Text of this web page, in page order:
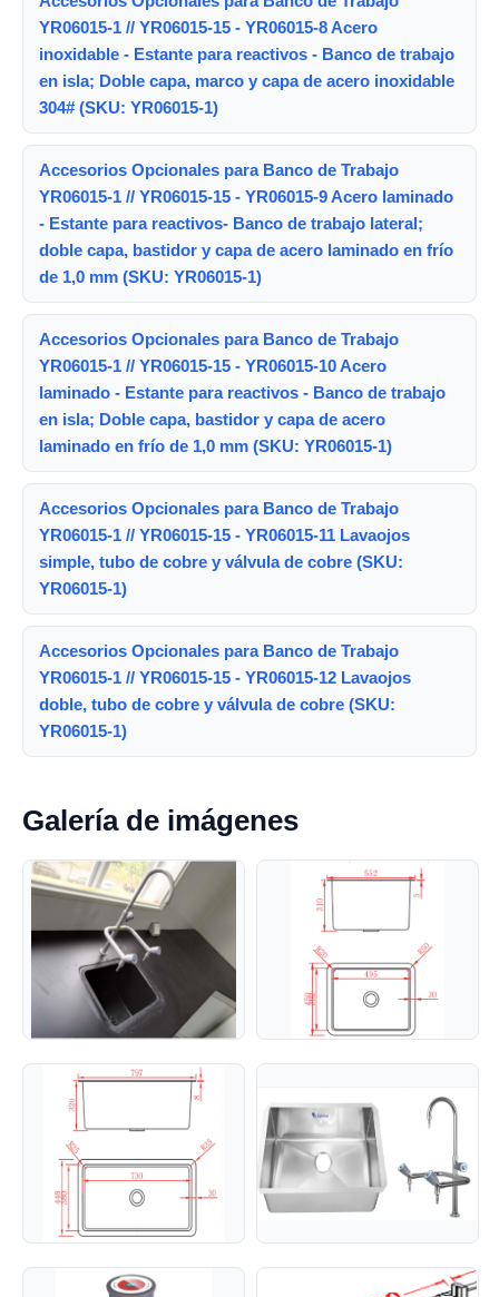
YR06015-1 // YR06015-15 - YR06015-8 Acero
inoxidable - Estante para reactivos - Banco de trabajo
en isla; Doble capa, marco y capa de acero inoxidable
304# (SKU: YR06015-1)
Accesorios Opcionales para Banco de Trabajo
YR06015-1 // YR06015-15 - YR06015-9 Acero laminado
- Estante para reactivos- Banco de trabajo lateral;
doble capa, bastidor y capa de acero laminado en frío
de 1,0 mm (SKU: YR06015-1)
Accesorios Opcionales para Banco de Trabajo
YR06015-1 // YR06015-15 - YR06015-10 Acero
laminado - Estante para reactivos - Banco de trabajo
en isla; Doble capa, bastidor y capa de acero
laminado en frío de 1,0 mm (SKU: YR06015-1)
Accesorios Opcionales para Banco de Trabajo
YR06015-1 // YR06015-15 - YR06015-11 Lavaojos
simple, tubo de cobre y válvula de cobre (SKU:
YR06015-1)
Accesorios Opcionales para Banco de Trabajo
YR06015-1 // YR06015-15 - YR06015-12 Lavaojos
doble, tubo de cobre y válvula de cobre (SKU:
YR06015-1)
Galería de imágenes